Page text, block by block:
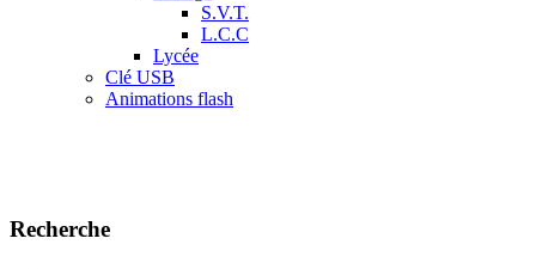
S.V.T.
L.C.C
Lycée
Clé USB
Animations flash
Recherche